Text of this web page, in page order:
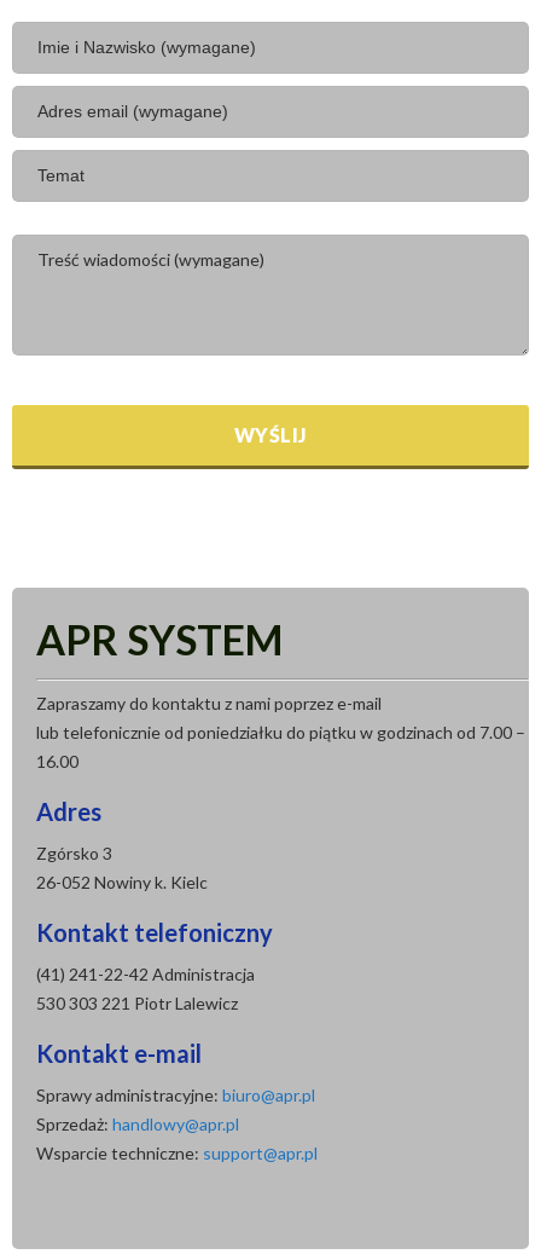
APR SYSTEM
Zapraszamy do kontaktu z nami poprzez e-mail
lub telefonicznie od poniedziałku do piątku w godzinach od 7.00 –
16.00
Adres
Zgórsko 3
26-052 Nowiny k. Kielc
Kontakt telefoniczny
(41) 241-22-42 Administracja
530 303 221 Piotr Lalewicz
Kontakt e-mail
Sprawy administracyjne: biuro@apr.pl
Sprzedaż: handlowy@apr.pl
Wsparcie techniczne: support@apr.pl